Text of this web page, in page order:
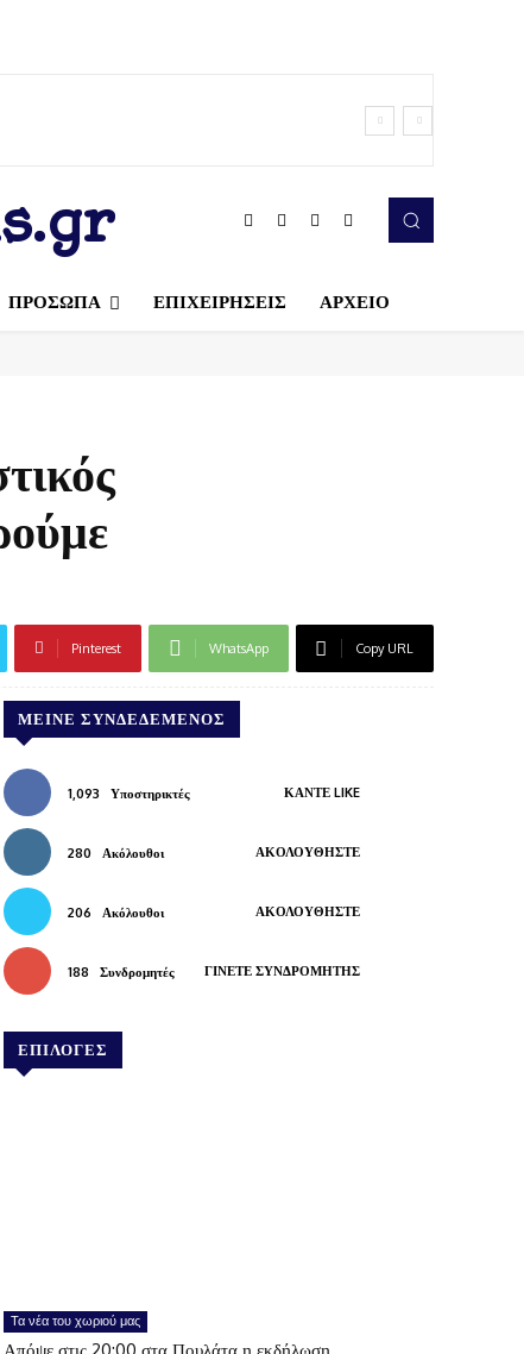
ΠΡΟΣΩΠΑ ΕΠΙΧΕΙΡΗΣΕΙΣ ΑΡΧΕΙΟ
Pinterest WhatsApp Copy URL
ΜΕΊΝΕ ΣΥΝΔΕΔΕΜΈΝΟΣ
1,093 Υποστηρικτές ΚΆΝΤΕ LIKE
280 Ακόλουθοι ΑΚΟΛΟΥΘΉΣΤΕ
206 Ακόλουθοι ΑΚΟΛΟΥΘΉΣΤΕ
188 Συνδρομητές ΓΊΝΕΤΕ ΣΥΝΔΡΟΜΗΤΉΣ
ΕΠΙΛΟΓΕΣ
Τα νέα του χωριού μας
Απόψε στις 20:00 στα Πουλάτα η εκδήλωση